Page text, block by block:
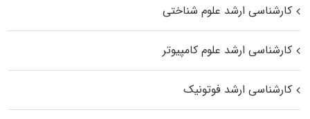
کارشناسی ارشد علوم شناختی
کارشناسی ارشد علوم کامپیوتر
کارشناسی ارشد فوتونیک